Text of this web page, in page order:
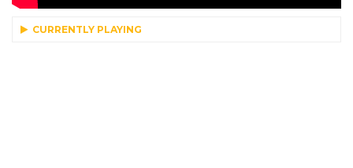
CURRENTLY PLAYING